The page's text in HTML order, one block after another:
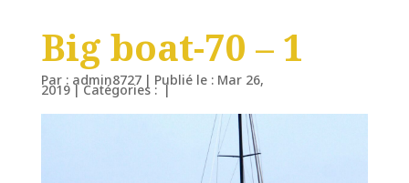
Big boat-70 – 1
Par : admin8727 | Publié le : Mar 26,
2019|Catégories : |